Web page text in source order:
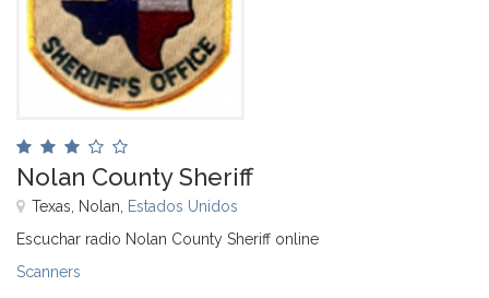
Nolan County Sheriff
Texas, Nolan, Estados Unidos
Escuchar radio Nolan County Sheriff online
Scanners